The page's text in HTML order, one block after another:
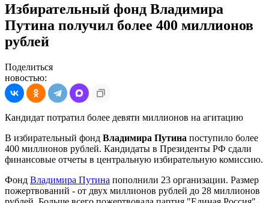
Избирательный фонд Владимира
Путина получил более 400 миллионов
рублей
Поделиться
новостью:
Кандидат потратил более девяти миллионов на агитацию
В избирательный фонд Владимира Путина поступило более
400 миллионов рублей. Кандидаты в Президенты РФ сдали
финансовые отчеты в центральную избирательную комиссию.
Фонд Владимира Путина пополнили 23 организации. Размер
пожертвований - от двух миллионов рублей до 28 миллионов